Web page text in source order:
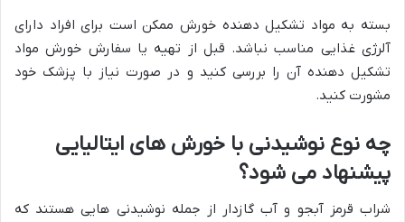
بسته به مواد تشکیل دهنده خورش ممکن است برای افراد دارای
آلرژی غذایی مناسب نباشد. قبل از تهیه یا سفارش خورش مواد
تشکیل دهنده آن را بررسی کنید و در صورت نیاز با پزشک خود
مشورت کنید.
چه نوع نوشیدنی با خورش های ایتالیایی
پیشنهاد می شود؟
شراب قرمز آبجو و آب گازدار از جمله نوشیدنی هایی هستند که